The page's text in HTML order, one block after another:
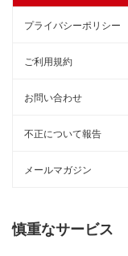
プライバシーポリシー
ご利用規約
お問い合わせ
不正について報告
メールマガジン
慎重なサービス